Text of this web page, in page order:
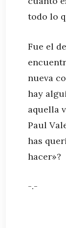
todo lo
Fue el
nueva
hay
aquella
Paul
has
hacer»?
-.-